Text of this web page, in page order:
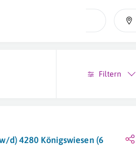
Filtern
d) 4280 Königswiesen (6